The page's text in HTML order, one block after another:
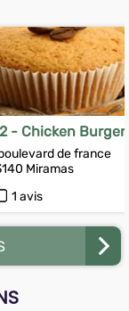
- Chicken Burger
de france
Miramas
1 avis